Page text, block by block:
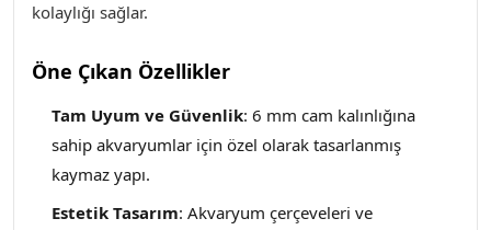
kolaylığı sağlar.
Öne Çıkan Özellikler
Tam Uyum ve Güvenlik: 6 mm cam kalınlığına
sahip akvaryumlar için özel olarak tasarlanmış
kaymaz yapı.
Estetik Tasarım: Akvaryum çerçeveleri ve